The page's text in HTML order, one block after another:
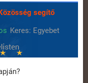
segítő
Keres: Egyebet